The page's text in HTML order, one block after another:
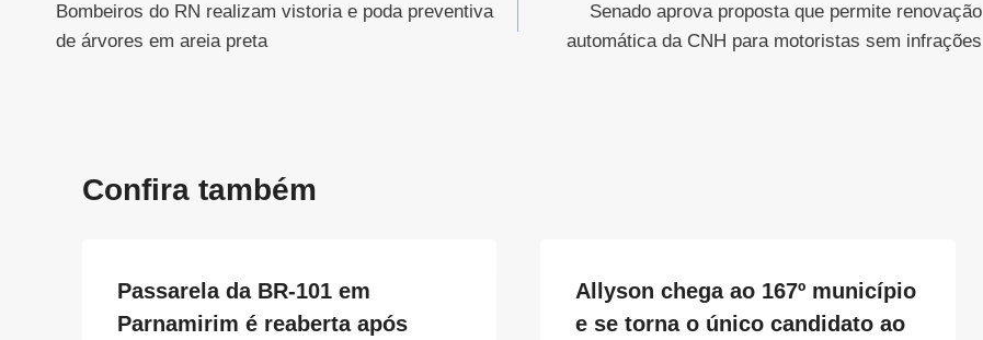
de
Bombeiros do RN realizam vistoria e poda preventiva
de árvores em areia preta
Senado aprova proposta que permite renovação
automática da CNH para motoristas sem infrações
Confira também
Passarela da BR-101 em
Parnamirim é reaberta após
Allyson chega ao 167º município
e se torna o único candidato ao